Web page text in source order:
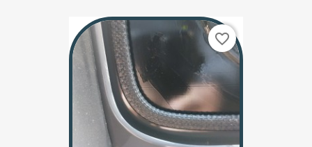
favorite_border